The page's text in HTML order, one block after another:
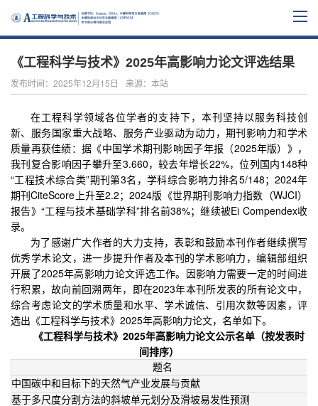
《工程科学与技术》2025年高影响力论文评选结果
发布时间：2025年12月15日 来源：本站
在工程科学领域各位学者的支持下，本刊坚持以服务科技创
新、服务国家重大战略、服务产业驱动为动力，期刊影响力和学术
质量再获佳绩：据《中国学术期刊影响因子年报（2025年版）》，
我刊复合影响因子攀升至3.660，较去年增长22%，位列国内148种
“工程技术综合类”期刊第3名，学科综合影响力排名5/148；2024年
期刊CiteScore上升至2.2；2024版《世界期刊影响力指数（WJCI）
报告》“工程与技术基础学科”排名前38%；继续被Ei Compendex收
录。
为了感谢广大作者的大力支持，表彰和鼓励本刊作者继续撰写
优秀学术论文，进一步提升作者及本刊的学术影响力，编辑部组织
开展了2025年高影响力论文评选工作。因影响力需要一定的时间进
行积累，故向前回溯两年，即在2023年本刊所发表的所有论文中，
综合考虑论文的学术质量和水平、学术诚信、引用次数等因素，评
选出《工程科学与技术》2025年高影响力论文，名单如下。
《工程科学与技术》2025年高影响力论文公示名单（按发表时
间排序）
题名
中国碳中和目标下的天然气产业发展与贡献
基于多尺度分割方法的斜坡单元划分及滑坡易发性预测